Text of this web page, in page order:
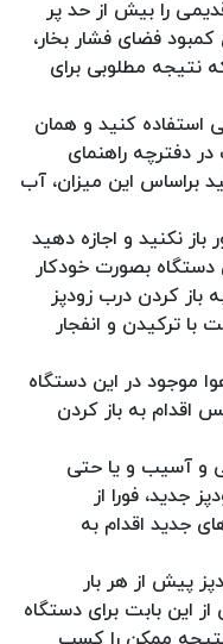
را بیش از حد پر
فضای فشار بخار،
نتیجه مطلوبی برای
استفاده کنید و همان
دفترچه راهنمای
براساس این میزان، آب
نکنید و اجازه دهید
دستگاه بصورت خودکار
کردن درب زودپز
ترکیدن و انفجار
موجود در این دستگاه
به باز کردن
و آسیب و یا حتی
جدید، فورا از
جدید اقدام به
پیش از هر بار
این بابت برای دستگاه